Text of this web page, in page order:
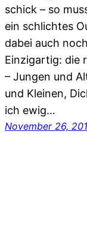
schick – so
ein schlichtes
dabei auch
Einzigartig: die
– Jungen und
und Kleinen,
ich ewig…
November 26,